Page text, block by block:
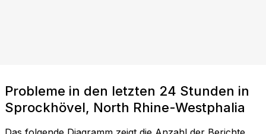
Probleme in den letzten 24 Stunden in
Sprockhövel, North Rhine-Westphalia